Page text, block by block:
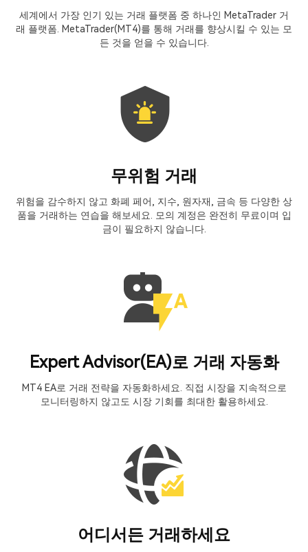
세계에서 가장 인기 있는 거래 플랫폼 중 하나인 MetaTrader 거
래 플랫폼. MetaTrader(MT4)를 통해 거래를 향상시킬 수 있는 모
든 것을 얻을 수 있습니다.
무위험 거래
위험을 감수하지 않고 화폐 페어, 지수, 원자재, 금속 등 다양한 상
품을 거래하는 연습을 해보세요. 모의 계정은 완전히 무료이며 입
금이 필요하지 않습니다.
Expert Advisor(EA)로 거래 자동화
MT4 EA로 거래 전략을 자동화하세요. 직접 시장을 지속적으로
모니터링하지 않고도 시장 기회를 최대한 활용하세요.
어디서든 거래하세요